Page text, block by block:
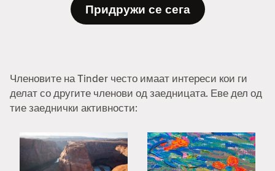
Придружи се сега
Членовите на Tinder често имаат интереси кои ги
делат со другите членови од заедницата. Еве дел од
тие заеднички активности: